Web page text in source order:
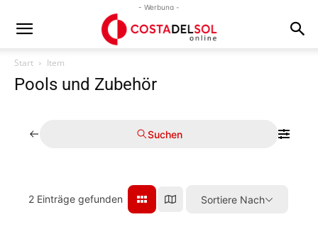
- Werbung -
Start Item
Pools und Zubehör
Suchen
2 Einträge gefunden Sortiere Nach